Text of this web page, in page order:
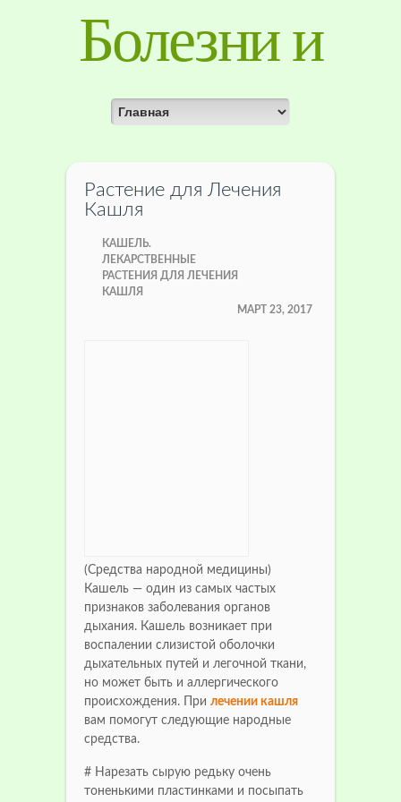
Болезни и
лечение
растений
Растение для Лечения
Кашля
КАШЕЛЬ.
ЛЕКАРСТВЕННЫЕ
РАСТЕНИЯ ДЛЯ ЛЕЧЕНИЯ
КАШЛЯ
МАРТ 23, 2017
(Средства народной медицины)
Кашель — один из самых частых
признаков заболевания органов
дыхания. Кашель возникает при
воспалении слизистой оболочки
дыхательных путей и легочной ткани,
но может быть и аллергического
происхождения. При лечении кашля
вам помогут следующие народные
средства.
# Нарезать сырую редьку очень
тоненькими пластинками и посыпать